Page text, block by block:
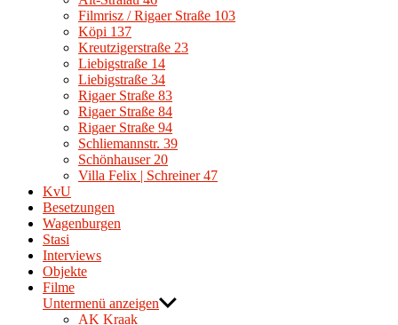
Filmrisz / Rigaer Straße 103
Köpi 137
Kreutzigerstraße 23
Liebigstraße 14
Liebigstraße 34
Rigaer Straße 83
Rigaer Straße 84
Rigaer Straße 94
Schliemannstr. 39
Schönhauser 20
Villa Felix | Schreiner 47
KvU
Besetzungen
Wagenburgen
Stasi
Interviews
Objekte
Filme
Untermenü anzeigen
AK Kraak